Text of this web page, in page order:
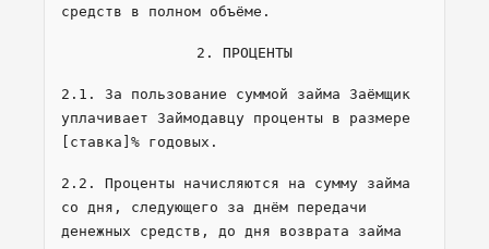
средств в полном объёме.
2. ПРОЦЕНТЫ
2.1. За пользование суммой займа Заёмщик
уплачивает Займодавцу проценты в размере
[ставка]% годовых.
2.2. Проценты начисляются на сумму займа
со дня, следующего за днём передачи
денежных средств, до дня возврата займа